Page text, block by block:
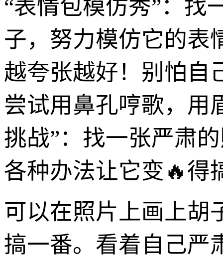
“表情包模仿秀”：找
子，努力模仿它的表
越夸张越好！别怕自
尝试用鼻孔哼歌，用
挑战”：找一张严肃
各种办法让它变🔥得
可以在照片上画上胡
搞一番。看着自己严